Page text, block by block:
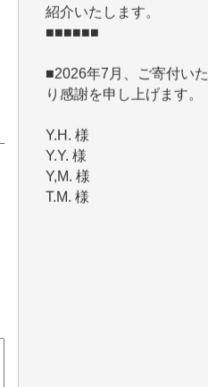
■2026年7月、ご寄付い
Y.H. 様
Y,M. 様
T.M. 様
マツモト ヤスアキ 様
マシオン 恵美香 様